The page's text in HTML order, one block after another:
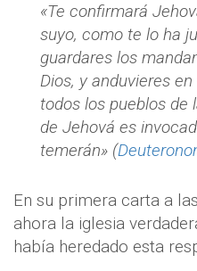
«Te confirmará
suyo, como te lo ha
guardares los
Dios, y anduvieres
todos los pueblos de
de Jehová es
temerán» (
En su primera carta a
ahora la iglesia
había heredado esta